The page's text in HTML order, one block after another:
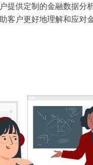
提供定制的金融数据分
客户更好地理解和应对